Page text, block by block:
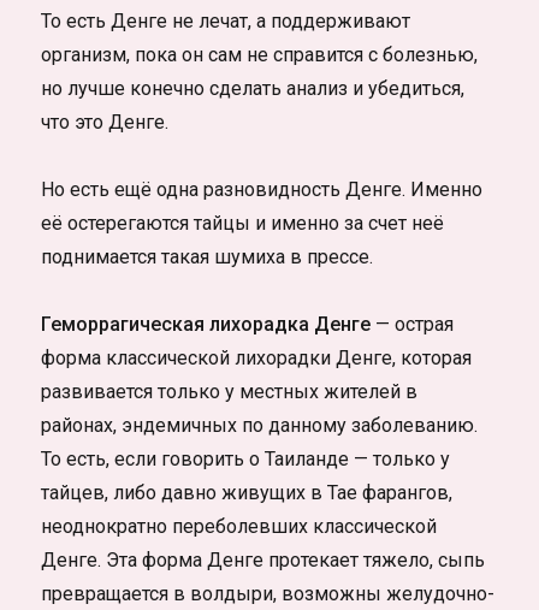
То есть Денге не лечат, а поддерживают
организм, пока он сам не справится с болезнью,
но лучше конечно сделать анализ и убедиться,
что это Денге.
Но есть ещё одна разновидность Денге. Именно
её остерегаются тайцы и именно за счет неё
поднимается такая шумиха в прессе.
Геморрагическая лихорадка Денге — острая
форма классической лихорадки Денге, которая
развивается только у местных жителей в
районах, эндемичных по данному заболеванию.
То есть, если говорить о Таиланде — только у
тайцев, либо давно живущих в Тае фарангов,
неоднократно переболевших классической
Денге. Эта форма Денге протекает тяжело, сыпь
превращается в волдыри, возможны желудочно-